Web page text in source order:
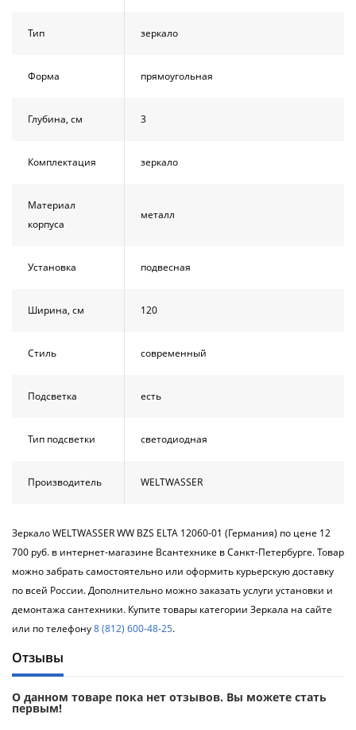
Тип зеркало
Форма прямоугольная
Глубина, см 3
Комплектация зеркало
Материал
корпуса
металл
Установка подвесная
Ширина, см 120
Стиль современный
Подсветка есть
Тип подсветки светодиодная
Производитель WELTWASSER
Зеркало WELTWASSER WW BZS ELTA 12060-01 (Германия) по цене 12
700 руб. в интернет-магазине Всантехнике в Санкт-Петербурге. Товар
можно забрать самостоятельно или оформить курьерскую доставку
по всей России. Дополнительно можно заказать услуги установки и
демонтажа сантехники. Купите товары категории Зеркала на сайте
или по телефону8 (812) 600-48-25.
Отзывы
О данном товаре пока нет отзывов. Вы можете стать
первым!